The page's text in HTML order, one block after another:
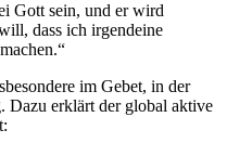
Gott sein, und er wird
dass ich irgendeine
im Gebet, in der
Dazu erklärt der global aktive